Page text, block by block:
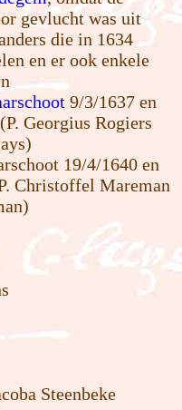
gevlucht was uit
die in 1634
en er ook enkele
9/3/1637 en
Georgius Rogiers
19/4/1640 en
Christoffel Mareman
Steenbeke